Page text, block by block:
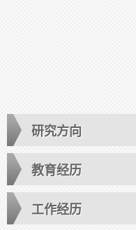
研究方向
教育经历
工作经历